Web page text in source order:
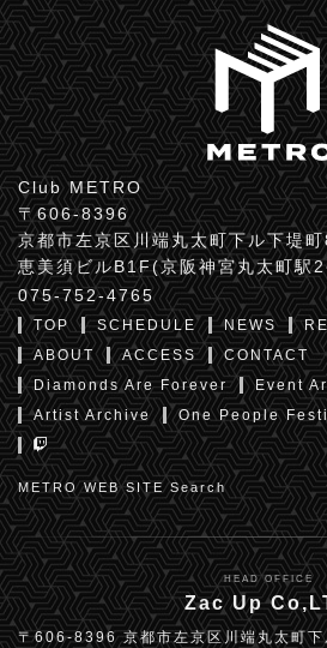
Club METRO
〒606-8396
京都市左京区川端丸太町下ル下堤
恵美須ビルB1F(京阪神宮丸太町駅
075-752-4765
TOP SCHEDULE NEWS
ABOUT
ACCESS
CONTACT
Diamonds Are Forever
Event
Artist Archive
One People
METRO WEB SITE Search
HEAD OFFICE
Zac Up
〒606-8396 京都市左京区川端丸太町